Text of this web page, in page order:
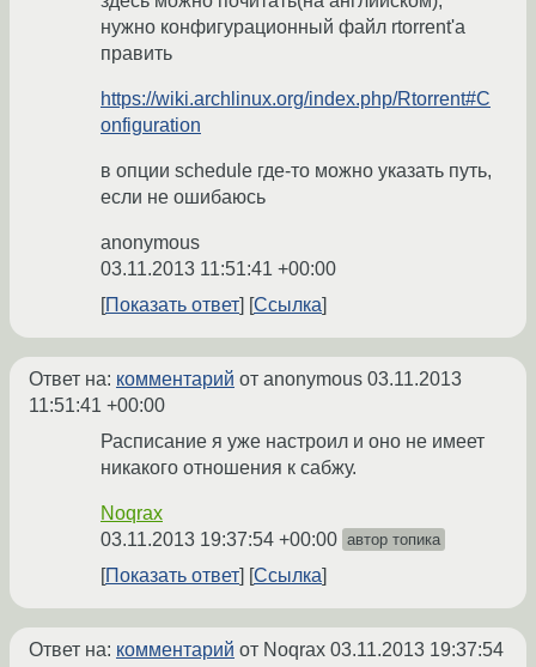
нужно конфигурационный файл rtorrent'а
править
https://wiki.archlinux.org/index.php/Rtorrent#C
onfiguration
в опции schedule где-то можно указать путь,
если не ошибаюсь
anonymous
03.11.2013 11:51:41 +00:00
Показать ответ
Ссылка
Ответ на: комментарий от anonymous 03.11.2013
11:51:41 +00:00
Расписание я уже настроил и оно не имеет
никакого отношения к сабжу.
Noqrax
03.11.2013 19:37:54 +00:00 автор топика
Показать ответ Ссылка
Ответ на: комментарий от Noqrax 03.11.2013 19:37:54